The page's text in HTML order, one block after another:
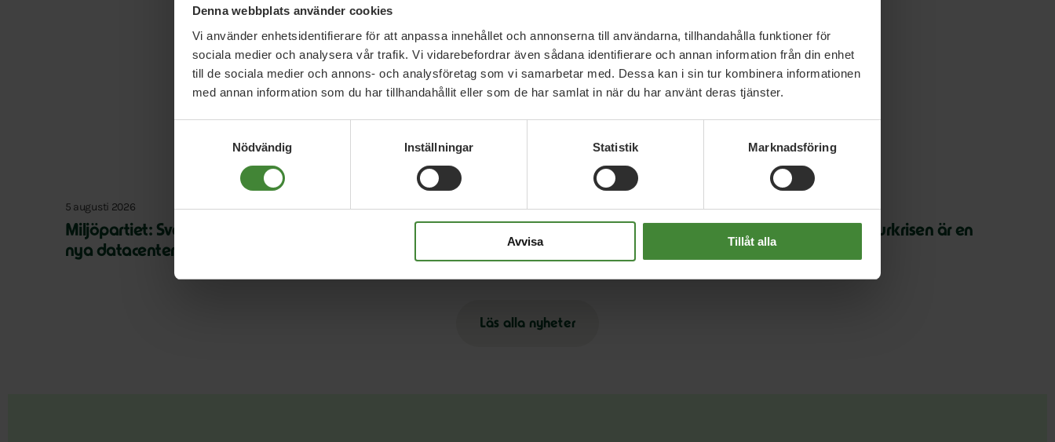
Denna webbplats använder cookies
Vi använder enhetsidentifierare för att anpassa innehållet och annonserna till användarna, tillhandahålla funktioner för
sociala medier och analysera vår trafik. Vi vidarebefordrar även sådana identifierare och annan information från din enhet
till de sociala medier och annons- och analysföretag som vi samarbetar med. Dessa kan i sin tur kombinera informationen
med annan information som du har tillhandahållit eller som de har samlat in när du har använt deras tjänster.
Nödvändig
Inställningar Statistik Marknadsföring
Avvisa Tillåt alla
Relaterade nyheter
5 augusti 2026
Miljöpartiet: Sverige måste ställa krav på
nya datacenter
3 augusti 2026 30 juli 2026
Earth Overshoot Day: Naturkrisen är en
Läs alla nyheter